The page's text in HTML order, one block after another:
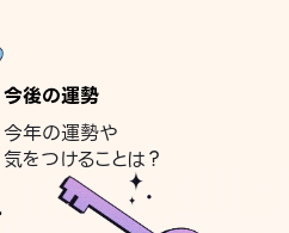
今後の運勢
今年の運勢や
気をつけることは？